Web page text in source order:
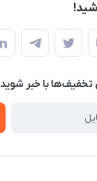
تخفیف‌ها با‌ خبر شوید